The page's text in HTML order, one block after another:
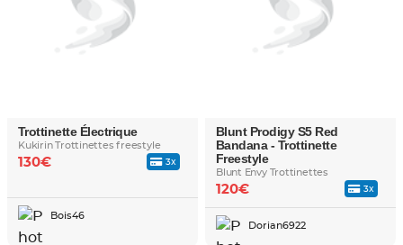
Trottinette Électrique
Kukirin Trottinettes freestyle
3x
130€
Bois46
Blunt Prodigy S5 Red
Bandana - Trottinette
Freestyle
Blunt Envy Trottinettes
3x
120€
Dorian6922